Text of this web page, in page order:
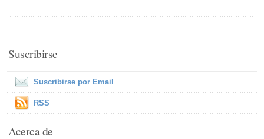
Suscribirse
Suscribirse por Email
RSS
Acerca de